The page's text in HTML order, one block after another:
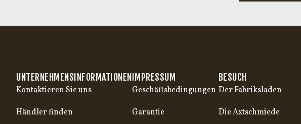
UNTERNEHMENSINFORMATIONEN
Kontaktieren Sie uns
Händler finden
IMPRESSUM
Geschäftsbedingungen
Garantie
BESUCH
Der Fabriksladen
Die Axtschmiede